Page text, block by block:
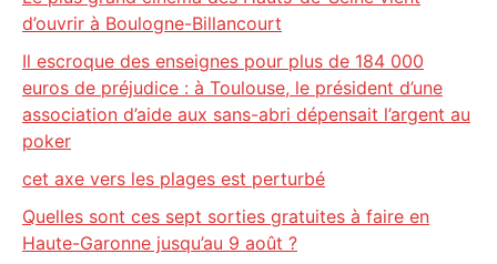
d’ouvrir à Boulogne-Billancourt
Il escroque des enseignes pour plus de 184 000
euros de préjudice : à Toulouse, le président d’une
association d’aide aux sans-abri dépensait l’argent au
poker
cet axe vers les plages est perturbé
Quelles sont ces sept sorties gratuites à faire en
Haute-Garonne jusqu’au 9 août ?